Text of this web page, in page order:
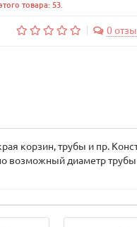
товара: 53.
0
корзин, трубы и пр.
возможный диаметр